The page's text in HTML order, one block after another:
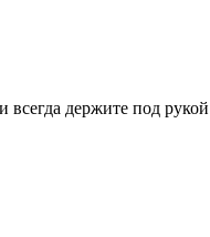
всегда держите под